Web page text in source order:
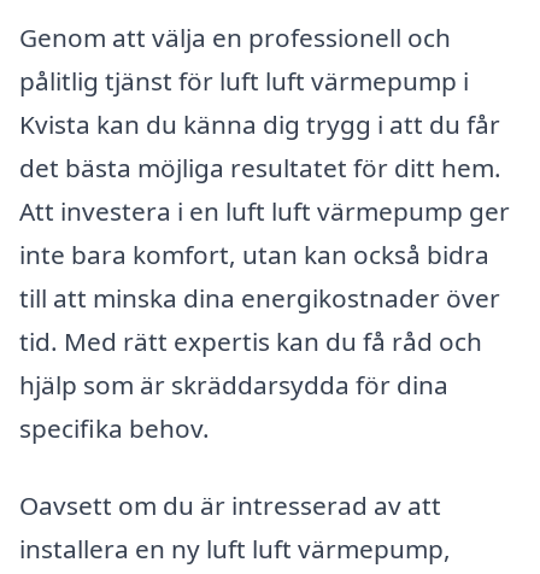
Genom att välja en professionell och
pålitlig tjänst för luft luft värmepump i
Kvista kan du känna dig trygg i att du får
det bästa möjliga resultatet för ditt hem.
Att investera i en luft luft värmepump ger
inte bara komfort, utan kan också bidra
till att minska dina energikostnader över
tid. Med rätt expertis kan du få råd och
hjälp som är skräddarsydda för dina
specifika behov.
Oavsett om du är intresserad av att
installera en ny luft luft värmepump,